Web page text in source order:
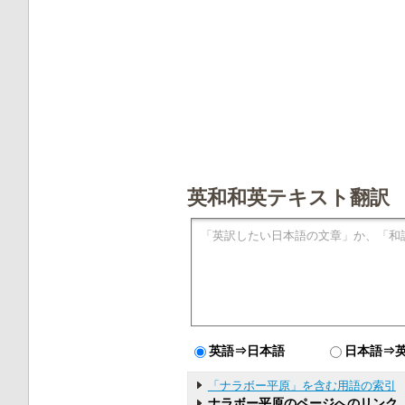
英和和英テキスト翻訳
英語⇒日本語 日本語⇒
「ナラボー平原」を含む用語の索引